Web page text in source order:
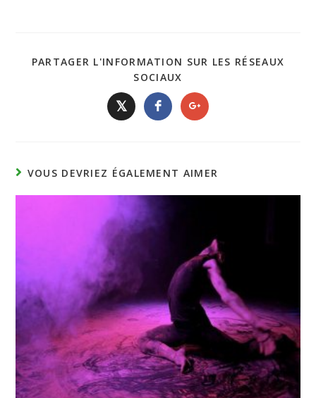
PARTAGER L'INFORMATION SUR LES RÉSEAUX
SOCIAUX
𝕏
VOUS DEVRIEZ ÉGALEMENT AIMER